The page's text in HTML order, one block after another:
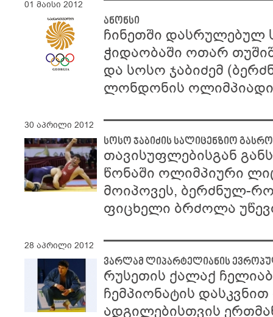
01 მაისი 2012
ანონსი
ჩინეთში დასრულებულ
ჭიდაობაში ოთარ
და სოსო ჯაბიძემ
ლონდონის
30 აპრილი 2012
სოსო ჯაბიძის სალიცენზიო
თავისუფლებისგან
წონაში ოლიმპიური
მოიპოვეს, ბერძნულ-
ფიცხელი ბრძოლა
28 აპრილი 2012
ვარლამ ლიპარტელიანის
რუსეთის ქალაქ
ჩემპიონატის
ადგილებისთვის